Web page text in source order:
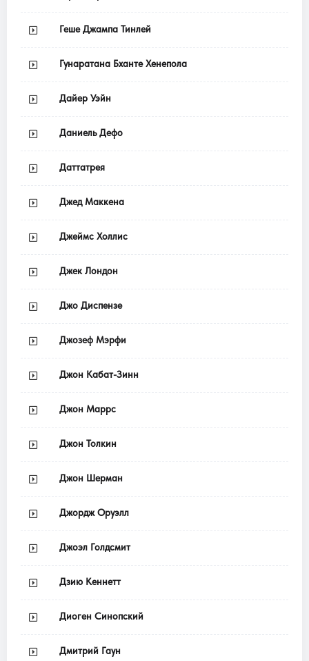
Геше Джампа Тинлей
Гунаратана Бханте Хенепола
Дайер Уэйн
Даниель Дефо
Даттатрея
Джед Маккена
Джеймс Холлис
Джек Лондон
Джо Диспензе
Джозеф Мэрфи
Джон Кабат-Зинн
Джон Маррс
Джон Толкин
Джон Шерман
Джордж Оруэлл
Джоэл Голдсмит
Дзию Кеннетт
Диоген Синопский
Дмитрий Гаун